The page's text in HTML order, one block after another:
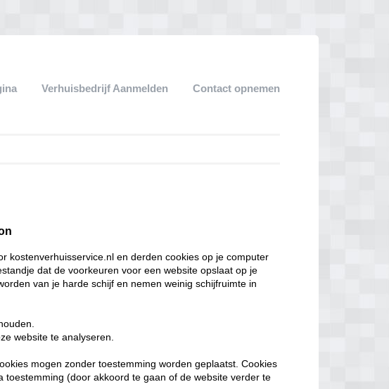
Verhuisbedrijf Aanmelden Contact opnemen
kostenverhuisservice.nl en derden cookies op je computer
dat de voorkeuren voor een website opslaat op je
van je harde schijf en nemen weinig schijfruimte in
website te analyseren.
mogen zonder toestemming worden geplaatst. Cookies
toestemming (door akkoord te gaan of de website verder te